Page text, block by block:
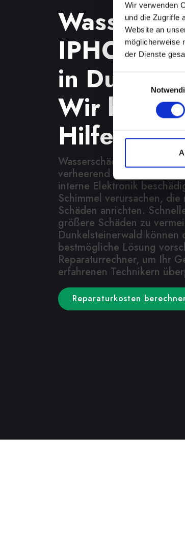
Wir verwenden
und die Zugriffe
Website an
möglicherweise
der Dienste
Einwilligungsauswahl
IPHONE-
in
Wir
Hilfe
Wasserschäden können Ihr
verheerend beeinflussen.
interne Elektronik
Schimmel verursachen,
Schäden anrichten.
größere Schäden zu
Dunkelsteinerwald
bestmögliche Lösung
Reparaturrechner, um Ihr
erfahrenen Technikern
Reparaturkosten